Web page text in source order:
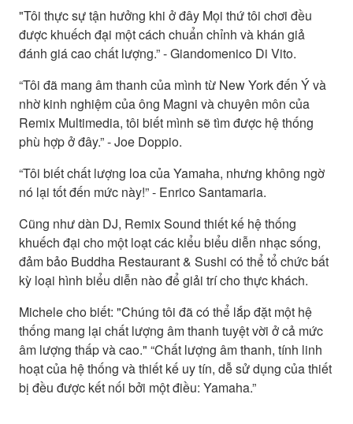
"Tôi thực sự tận hưởng khi ở đây Mọi thứ tôi chơi đều
được khuếch đại một cách chuẩn chỉnh và khán giả
đánh giá cao chất lượng.” - Giandomenico Di Vito.
“Tôi đã mang âm thanh của mình từ New York đến Ý và
nhờ kinh nghiệm của ông Magni và chuyên môn của
Remix Multimedia, tôi biết mình sẽ tìm được hệ thống
phù hợp ở đây.” - Joe Doppio.
“Tôi biết chất lượng loa của Yamaha, nhưng không ngờ
nó lại tốt đến mức này!” - Enrico Santamaria.
Cũng như dàn DJ, Remix Sound thiết kế hệ thống
khuếch đại cho một loạt các kiểu biểu diễn nhạc sống,
đảm bảo Buddha Restaurant & Sushi có thể tổ chức bất
kỳ loại hình biểu diễn nào để giải trí cho thực khách.
Michele cho biết: "Chúng tôi đã có thể lắp đặt một hệ
thống mang lại chất lượng âm thanh tuyệt vời ở cả mức
âm lượng thấp và cao." “Chất lượng âm thanh, tính linh
hoạt của hệ thống và thiết kế uy tín, dễ sử dụng của thiết
bị đều được kết nối bởi một điều: Yamaha.”